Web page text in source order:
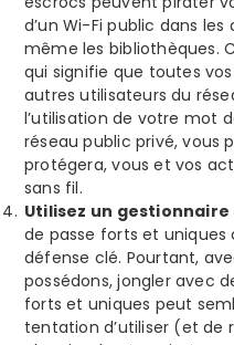
d’un Wi-Fi public dans
même les bibliothèques.
qui signifie que toutes
autres utilisateurs du
l’utilisation de votre mot
réseau public privé, vous
protégera, vous et vos
sans fil.
Utilisez un gestionnaire
de passe forts et
défense clé. Pourtant,
possédons, jongler avec
forts et uniques peut
tentation d’utiliser (et de